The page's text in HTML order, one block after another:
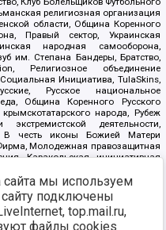
религиозная организация
области, Община Коренного
Правый сектор, Украинская
народная самооборона,
им. Степана Бандеры, Братство,
Религиозное объединение
Инициатива, TulaSkins,
Русское национальное
Община Коренного Русского
народа, Рубеж
деятельности,
В честь иконы Божией Матери
Молодежная правозащитная
Каракольская инициативная
Русская республика Русь,
Нация и свобода, W.H.С., Фалунь
клуб-Новокузнецк/РПК,
с коррупцией, Фонд защиты прав
СССР Прикубанского округа г.
мы используем
подключены
top.mail.ru,
файлы cookies